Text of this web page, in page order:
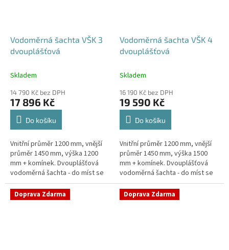
Vodoměrná šachta VŠK 3
dvouplášťová
Skladem
14 790 Kč bez DPH
17 896 Kč
Do košíku
Vnitřní průměr 1200 mm, vnější
průměr 1450 mm, výška 1200
mm + komínek. Dvouplášťová
vodoměrná šachta - do míst se
spodní vodou, pojízdná i pod
parkovací stáníStandardní...
Vodoměrná šachta VŠK 4
dvouplášťová
Skladem
16 190 Kč bez DPH
19 590 Kč
Do košíku
Vnitřní průměr 1200 mm, vnější
průměr 1450 mm, výška 1500
mm + komínek. Dvouplášťová
vodoměrná šachta - do míst se
spodní vodou, pojízdná i pod
parkovací stáníStandardní...
Doprava Zdarma Doprava Zdarma